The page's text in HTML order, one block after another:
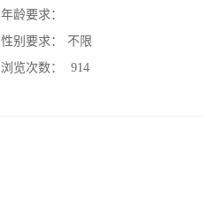
年龄要求：
性别要求：
不限
浏览次数：
914